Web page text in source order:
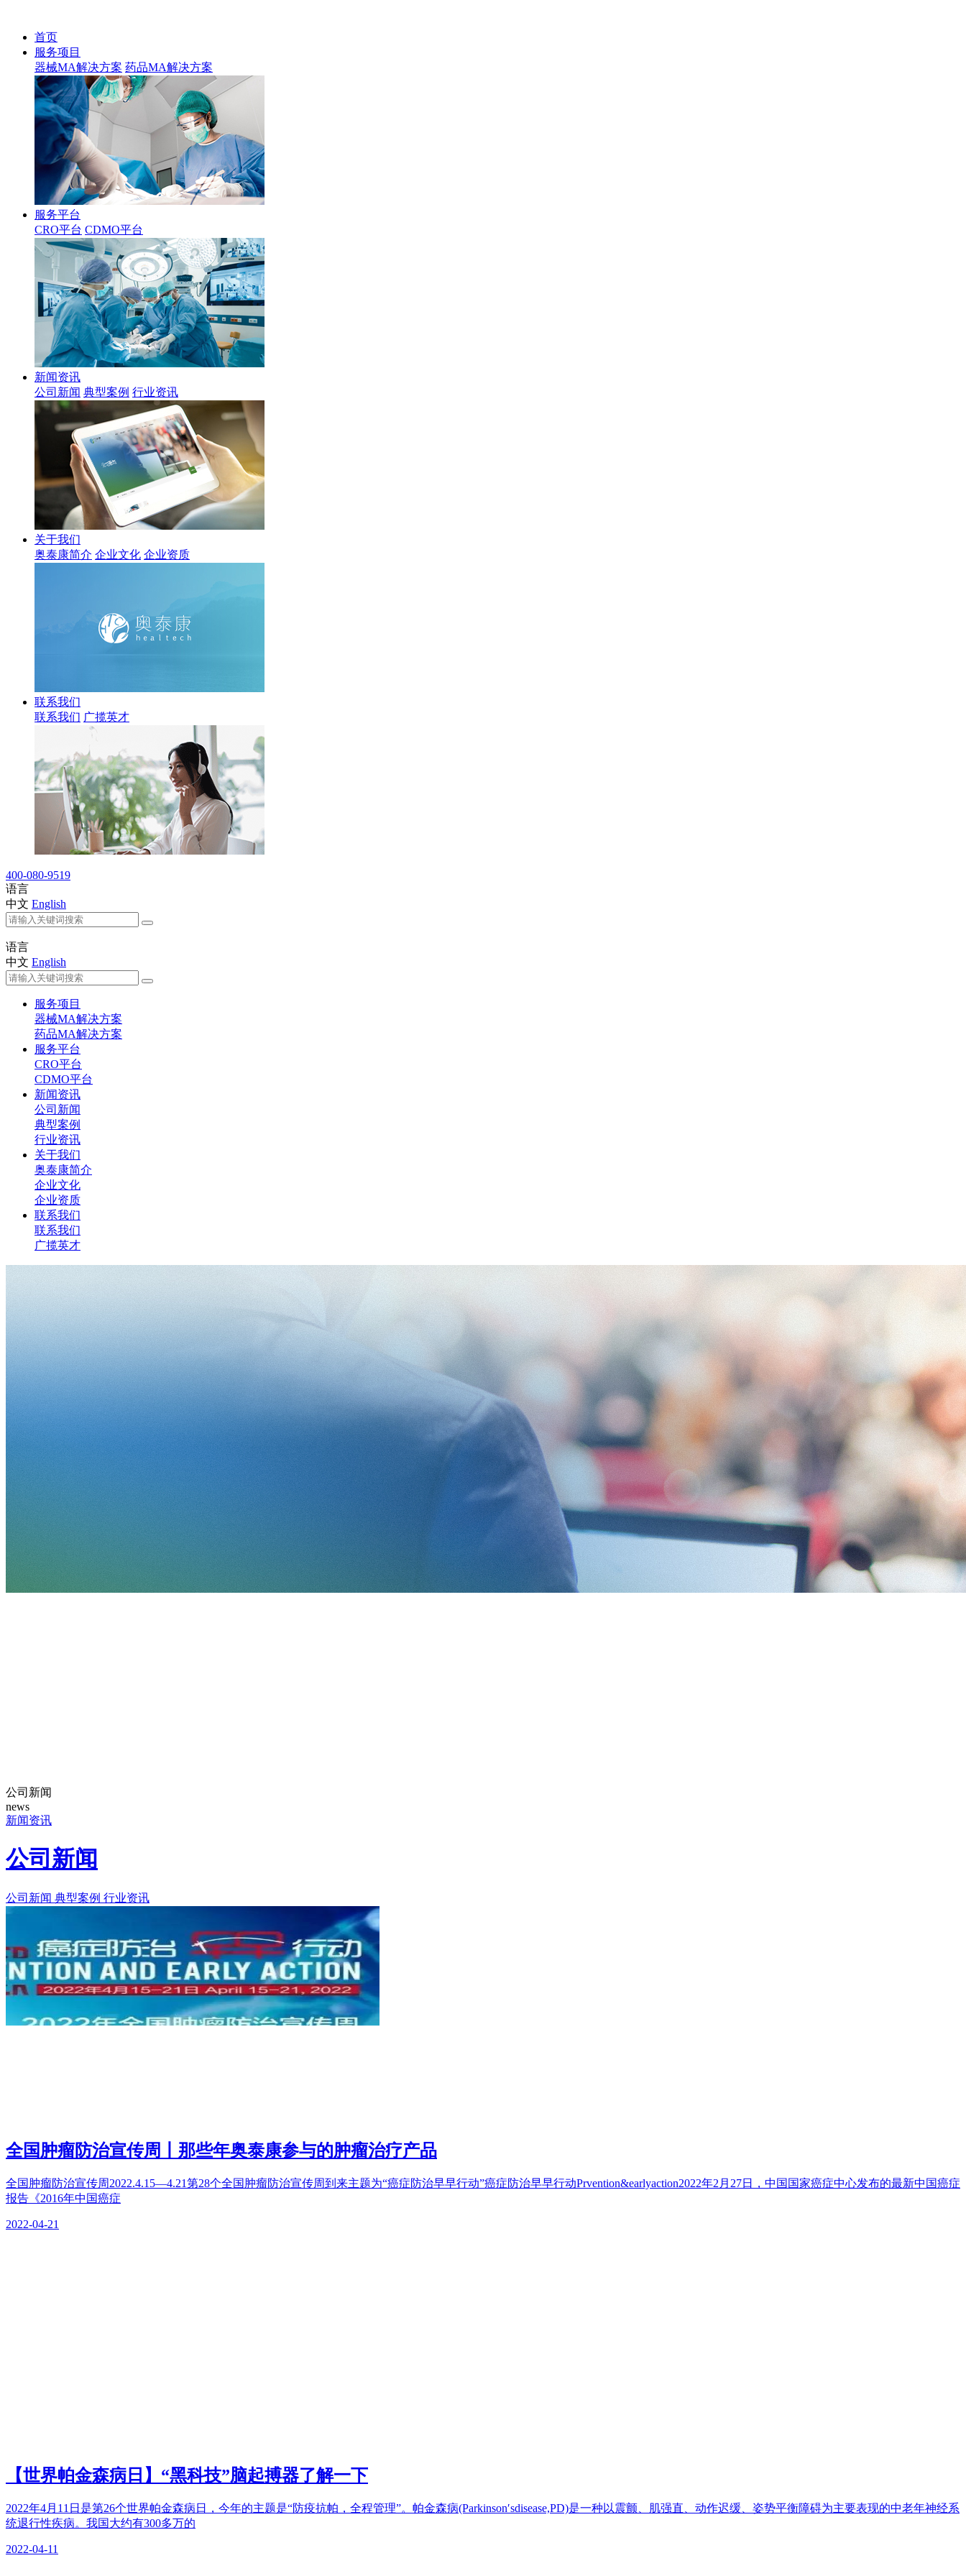
首页
服务项目
器械MA解决方案 药品MA解决方案
服务平台
CRO平台 CDMO平台
新闻资讯
公司新闻 典型案例 行业资讯
关于我们
奥泰康简介 企业文化 企业资质
联系我们
联系我们 广揽英才
400-080-9519
语言
中文 English
语言
中文 English
服务项目
器械MA解决方案
药品MA解决方案
服务平台
CRO平台
CDMO平台
新闻资讯
公司新闻
典型案例
行业资讯
关于我们
奥泰康简介
企业文化
企业资质
联系我们
联系我们
广揽英才
公司新闻
news
新闻资讯
公司新闻
公司新闻 典型案例 行业资讯
全国肿瘤防治宣传周丨那些年奥泰康参与的肿瘤治疗产品
全国肿瘤防治宣传周2022.4.15—4.21第28个全国肿瘤防治宣传周到来主题为“癌症防治早早行动”癌症防治早早行动Prvention&earlyaction2022年2月27日，中国国家癌症中心发布的最新中国癌症
报告《2016年中国癌症
2022-04-21
【世界帕金森病日】“黑科技”脑起搏器了解一下
2022年4月11日是第26个世界帕金森病日，今年的主题是“防疫抗帕，全程管理”。帕金森病(Parkinson′sdisease,PD)是一种以震颤、肌强直、动作迟缓、姿势平衡障碍为主要表现的中老年神经系
统退行性疾病。我国大约有300多万的
2022-04-11